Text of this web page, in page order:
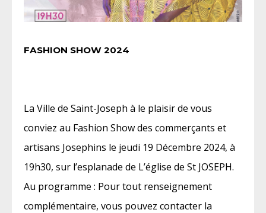
FASHION SHOW 2024
La Ville de Saint-Joseph à le plaisir de vous
conviez au Fashion Show des commerçants et
artisans Josephins le jeudi 19 Décembre 2024, à
19h30, sur l’esplanade de L’église de St JOSEPH.
Au programme : Pour tout renseignement
complémentaire, vous pouvez contacter la